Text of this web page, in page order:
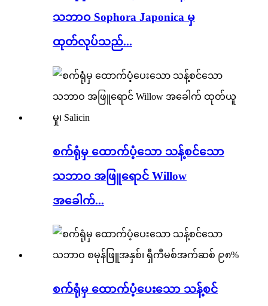
သဘာဝ Sophora Japonica မှ
ထုတ်လုပ်သည်...
စက်ရုံမှ ထောက်ပံ့သော သန့်စင်သော
သဘာဝ အဖြူရောင် Willow
အခေါက်...
စက်ရုံမှ ထောက်ပံ့ပေးသော သန့်စင်